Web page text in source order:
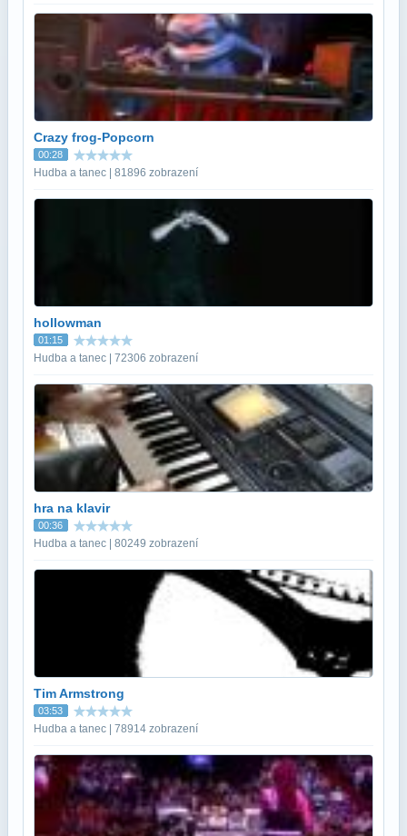
Crazy frog-Popcorn
00:28
Hudba a tanec | 81896 zobrazení
hollowman
01:15
Hudba a tanec | 72306 zobrazení
hra na klavir
00:36
Hudba a tanec | 80249 zobrazení
Tim Armstrong
03:53
Hudba a tanec | 78914 zobrazení